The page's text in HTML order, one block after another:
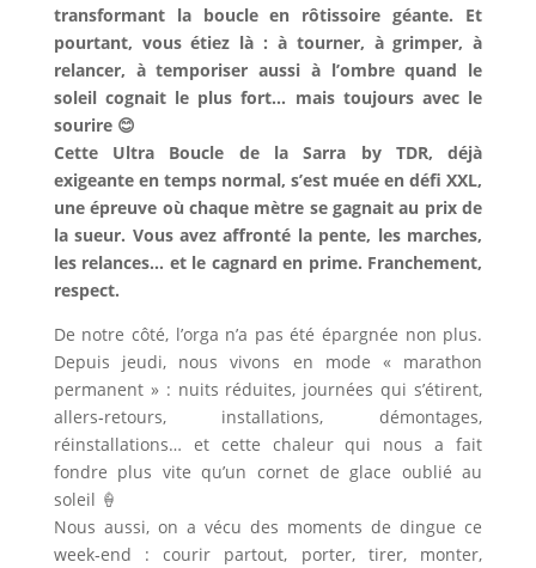
transformant la boucle en rôtissoire géante. Et
pourtant, vous étiez là : à tourner, à grimper, à
relancer, à temporiser aussi à l’ombre quand le
soleil cognait le plus fort… mais toujours avec le
sourire 😊
Cette Ultra Boucle de la Sarra by TDR, déjà
exigeante en temps normal, s’est muée en défi XXL,
une épreuve où chaque mètre se gagnait au prix de
la sueur. Vous avez affronté la pente, les marches,
les relances… et le cagnard en prime. Franchement,
respect.
De notre côté, l’orga n’a pas été épargnée non plus.
Depuis jeudi, nous vivons en mode « marathon
permanent » : nuits réduites, journées qui s’étirent,
allers‑retours, installations, démontages,
réinstallations… et cette chaleur qui nous a fait
fondre plus vite qu’un cornet de glace oublié au
soleil 🍦
Nous aussi, on a vécu des moments de dingue ce
week‑end : courir partout, porter, tirer, monter,